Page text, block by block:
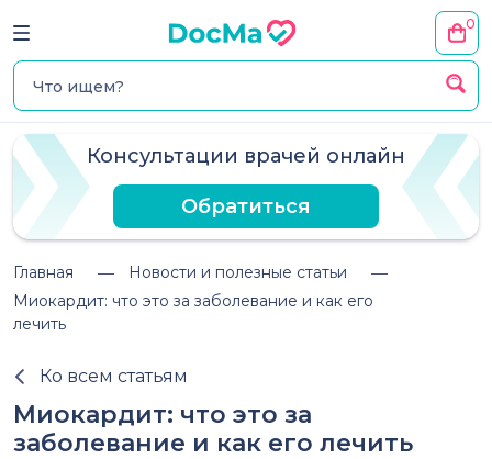
0
Консультации врачей онлайн
Обратиться
Главная
Новости и полезные статьи
Миокардит: что это за заболевание и как его
лечить
Ко всем статьям
Миокардит: что это за
заболевание и как его лечить